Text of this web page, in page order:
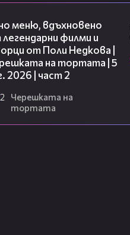
меню, вдъхновено
филми и
от Поли Недкова |
на тортата | 5
2026 | част 2
2
Черешката на
тортата